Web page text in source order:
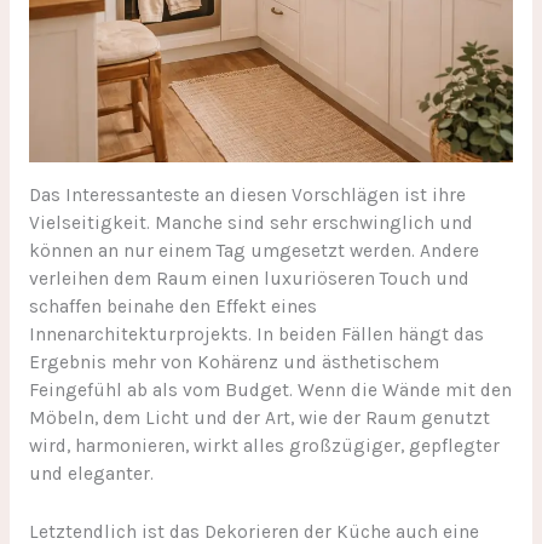
Das Interessanteste an diesen Vorschlägen ist ihre
Vielseitigkeit. Manche sind sehr erschwinglich und
können an nur einem Tag umgesetzt werden. Andere
verleihen dem Raum einen luxuriöseren Touch und
schaffen beinahe den Effekt eines
Innenarchitekturprojekts. In beiden Fällen hängt das
Ergebnis mehr von Kohärenz und ästhetischem
Feingefühl ab als vom Budget. Wenn die Wände mit den
Möbeln, dem Licht und der Art, wie der Raum genutzt
wird, harmonieren, wirkt alles großzügiger, gepflegter
und eleganter.
Letztendlich ist das Dekorieren der Küche auch eine